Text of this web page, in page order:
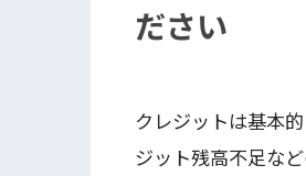
ださい
クレジットは基本
ジット残高不足な